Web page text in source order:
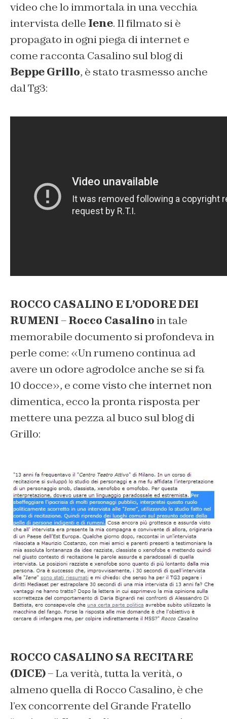
video che lo immortala in una vecchia
intervista delle Iene. Il filmato si è
propagato in ogni piega di internet e
come racconta Casalino sul blog di
Beppe Grillo, è stato trasmesso anche
dal Tg3:
ROCCO CASALINO E L’ODORE DEI
RUMENI–Rocco Casalinoin tale
memorabile documento si profondeva in
perle come: «Un rumeno continua ad
avere un odore agrodolce anche se si fa
10 docce», e come visto che internet non
dimentica, ecco la pronta risposta per
mettere una pezza al buco sul blog di
Grillo:
ROCCO CASALINO SA RECITARE
(DICE)– La verità, tutta la verità, o
almeno quella di Rocco Casalino, è che
l’ex concorrente del Grande Fratello